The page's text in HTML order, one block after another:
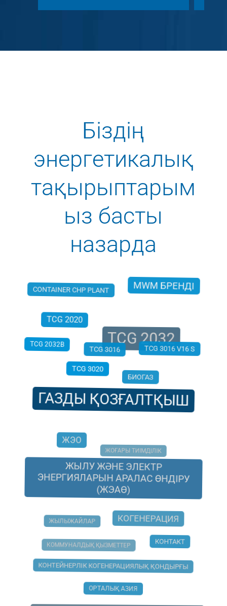
Біздің
энергетикалық
тақырыптарым
ыз басты
назарда
CONTAINER CHP PLANT MWM БРЕНДІ
TCG 2020 TCG 2032
TCG 2032B TCG 3016
TCG 3016 V16 S
TCG 3020 БИОГАЗ
ГАЗДЫ ҚОЗҒАЛТҚЫШ
ЖЭО
ЖОҒАРЫ ТИІМДІЛІК
ЖЫЛУ ЖӘНЕ ЭЛЕКТР
ЭНЕРГИЯЛАРЫН АРАЛАС ӨНДІРУ
(ЖЭАӨ)
ЖЫЛЫЖАЙЛАР КОГЕНЕРАЦИЯ
КОММУНАЛДЫҚ ҚЫЗМЕТТЕР КОНТАКТ
КОНТЕЙНЕРЛІК КОГЕНЕРАЦИЯЛЫҚ ҚОНДЫРҒЫ
ОРТАЛЫҚ АЗИЯ